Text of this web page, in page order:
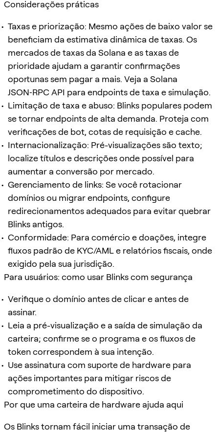
Considerações práticas
Taxas e priorização: Mesmo ações de baixo valor se
beneficiam da estimativa dinâmica de taxas. Os
mercados de taxas da Solana e as taxas de
prioridade ajudam a garantir confirmações
oportunas sem pagar a mais. Veja a Solana
JSON‑RPC API para endpoints de taxa e simulação.
Limitação de taxa e abuso: Blinks populares podem
se tornar endpoints de alta demanda. Proteja com
verificações de bot, cotas de requisição e cache.
Internacionalização: Pré-visualizações são texto;
localize títulos e descrições onde possível para
aumentar a conversão por mercado.
Gerenciamento de links: Se você rotacionar
domínios ou migrar endpoints, configure
redirecionamentos adequados para evitar quebrar
Blinks antigos.
Conformidade: Para comércio e doações, integre
fluxos padrão de KYC/AML e relatórios fiscais, onde
exigido pela sua jurisdição.
Para usuários: como usar Blinks com segurança
Verifique o domínio antes de clicar e antes de
assinar.
Leia a pré-visualização e a saída de simulação da
carteira; confirme se o programa e os fluxos de
token correspondem à sua intenção.
Use assinatura com suporte de hardware para
ações importantes para mitigar riscos de
comprometimento do dispositivo.
Por que uma carteira de hardware ajuda aqui
Os Blinks tornam fácil iniciar uma transação de